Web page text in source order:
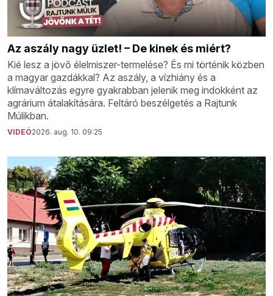
Az aszály nagy üzlet! – De kinek és miért?
Kié lesz a jövő élelmiszer-termelése? És mi történik közben
a magyar gazdákkal? Az aszály, a vízhiány és a
klímaváltozás egyre gyakrabban jelenik meg indokként az
agrárium átalakítására. Feltáró beszélgetés a Rajtunk
Múlikban.
VIDEÓ2026. aug. 10. 09:25